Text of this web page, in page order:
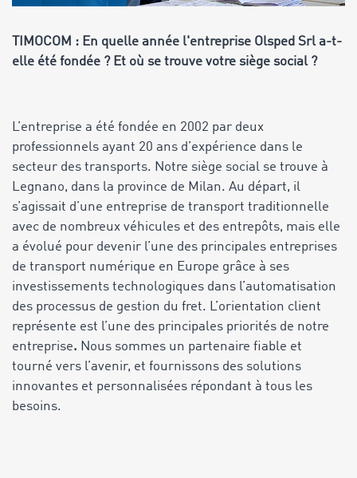
TIMOCOM : En quelle année l'entreprise Olsped Srl a-t-
elle été fondée ? Et où se trouve votre siège social ?
L’entreprise a été fondée en 2002 par deux
professionnels ayant 20 ans d’expérience dans le
secteur des transports. Notre siège social se trouve à
Legnano, dans la province de Milan. Au départ, il
s’agissait d’une entreprise de transport traditionnelle
avec de nombreux véhicules et des entrepôts, mais elle
a évolué pour devenir l’une des principales entreprises
de transport numérique en Europe grâce à ses
investissements technologiques dans l’automatisation
des processus de gestion du fret. L’orientation client
représente est l’une des principales priorités de notre
entreprise. Nous sommes un partenaire fiable et
tourné vers l’avenir, et fournissons des solutions
innovantes et personnalisées répondant à tous les
besoins.